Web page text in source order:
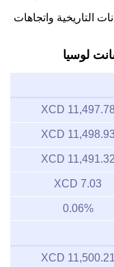
التاريخية واتجاهات
لوسيا
11,497.78 XCD
11,498.93 XCD
11,491.32 XCD
7.03 XCD
0.06%
11,500.21 XCD